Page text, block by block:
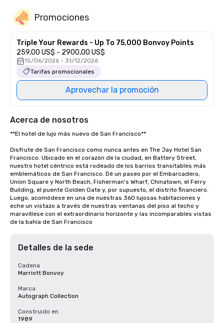
Promociones
Triple Your Rewards - Up To 75,000 Bonvoy Points
259,00 US$ - 2900,00 US$
15/06/2026 - 31/12/2026
Tarifas promocionales
Aprovechar la promoción
Acerca de nosotros
**El hotel de lujo más nuevo de San Francisco**
Disfrute de San Francisco como nunca antes en The Jay Hotel San
Francisco. Ubicado en el corazón de la ciudad, en Battery Street,
nuestro hotel céntrico está rodeado de los barrios transitables más
emblemáticos de San Francisco. Dé un paseo por el Embarcadero,
Union Square y North Beach, Fisherman's Wharf, Chinatown, el Ferry
Building, el puente Golden Gate y, por supuesto, el distrito financiero.
Luego, acomódese en una de nuestras 360 lujosas habitaciones y
eche un vistazo a través de nuestras ventanas del piso al techo y
maravíllese con el extraordinario horizonte y las incomparables vistas
de la bahía de San Francisco
Detalles de la sede
Cadena
Marriott Bonvoy
Marca
Autograph Collection
Construido en
1989